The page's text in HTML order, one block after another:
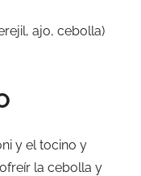
ajo, cebolla)
y el tocino y
la cebolla y